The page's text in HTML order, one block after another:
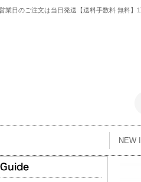
業日のご注文は当日発送【送料手数料 無料
NEW